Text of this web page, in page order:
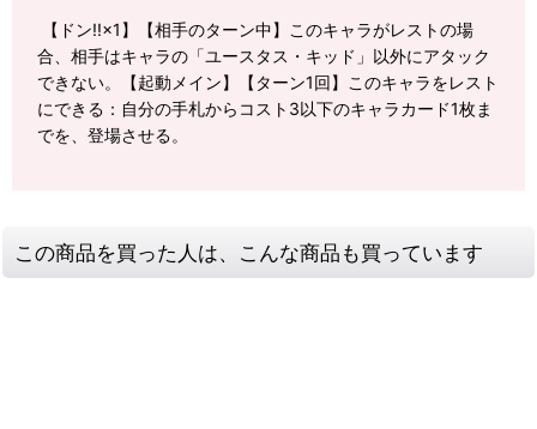
【ドン!!×1】【相手のターン中】このキャラがレストの場
合、相手はキャラの「ユースタス・キッド」以外にアタック
できない。【起動メイン】【ターン1回】このキャラをレスト
にできる：自分の手札からコスト3以下のキャラカード1枚ま
でを、登場させる。
この商品を買った人は、こんな商品も買っています